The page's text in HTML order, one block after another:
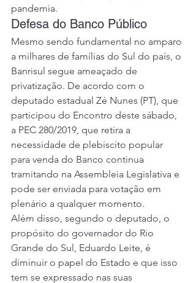
pandemia.
Defesa do Banco Público
Mesmo sendo fundamental no amparo
a milhares de famílias do Sul do país, o
Banrisul segue ameaçado de
privatização. De acordo com o
deputado estadual Zé Nunes (PT), que
participou do Encontro deste sábado,
a PEC 280/2019, que retira a
necessidade de plebiscito popular
para venda do Banco continua
tramitando na Assembleia Legislativa e
pode ser enviada para votação em
plenário a qualquer momento.
Além disso, segundo o deputado, o
propósito do governador do Rio
Grande do Sul, Eduardo Leite, é
diminuir o papel do Estado e que isso
tem se expressado nas suas